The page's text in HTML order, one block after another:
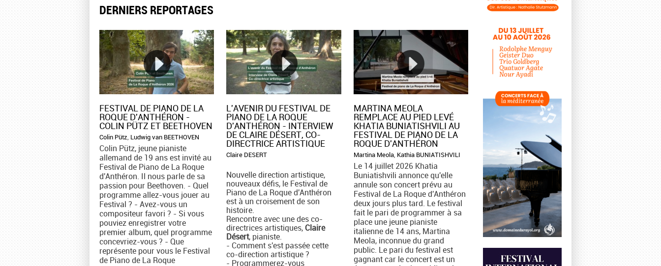
DERNIERS REPORTAGES
FESTIVAL DE PIANO DE LA
ROQUE D'ANTHÉRON -
COLIN PÜTZ ET BEETHOVEN
Colin Pütz, Ludwig van BEETHOVEN
Colin Pütz, jeune pianiste
allemand de 19 ans est invité au
Festival de Piano de La Roque
d'Anthéron. Il nous parle de sa
passion pour Beethoven. - Quel
programme allez-vous jouer au
Festival ? - Avez-vous un
compositeur favori ? - Si vous
pouviez enregistrer votre
premier album, quel programme
concevriez-vous ? - Que
représente pour vous le Festival
de Piano de La Roque
L'AVENIR DU FESTIVAL DE
PIANO DE LA ROQUE
D'ANTHÉRON - INTERVIEW
DE CLAIRE DÉSERT, CO-
DIRECTRICE ARTISTIQUE
Claire DESERT
Nouvelle direction artistique,
nouveaux défis, le Festival de
Piano de La Roque d'Anthéron
est à un croisement de son
histoire.
Rencontre avec une des co-
directrices artistiques, Claire
Désert, pianiste.
- Comment s'est passée cette
co-direction artistique ?
- Programmerez-vous
MARTINA MEOLA
REMPLACE AU PIED LEVÉ
KHATIA BUNIATISHVILI AU
FESTIVAL DE PIANO DE LA
ROQUE D'ANTHÉRON
Martina Meola, Kathia BUNIATISHVILI
Le 14 juillet 2026 Khatia
Buniatishvili annonce qu'elle
annule son concert prévu au
Festival de La Roque d'Anthéron
deux jours plus tard. Le festival
fait le pari de programmer à sa
place une jeune pianiste
italienne de 14 ans, Martina
Meola, inconnue du grand
public. Le pari du festival est
gagnant car le concert est un